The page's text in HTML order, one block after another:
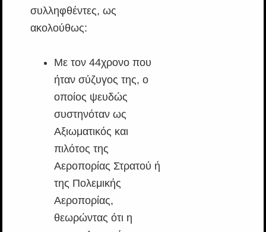
συλληφθέντες, ως
ακολούθως:
Με τον 44χρονο που
ήταν σύζυγος της, ο
οποίος ψευδώς
συστηνόταν ως
Αξιωματικός και
πιλότος της
Αεροπορίας Στρατού ή
της Πολεμικής
Αεροπορίας,
θεωρώντας ότι η